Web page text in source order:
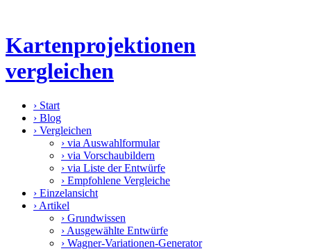
Kartenprojektionen
vergleichen
› Start
› Blog
› Vergleichen
› via Auswahlformular
› via Vorschaubildern
› via Liste der Entwürfe
› Empfohlene Vergleiche
› Einzelansicht
› Artikel
› Grundwissen
› Ausgewählte Entwürfe
› Wagner-Variationen-Generator